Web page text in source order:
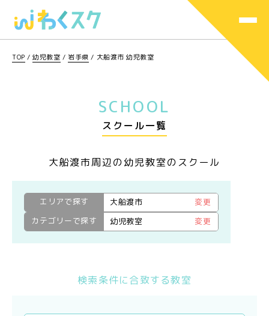
TOP /幼児教室 / 岩手県 / 大船渡市 幼児教室
SCHOOL
スクール一覧
大船渡市周辺の幼児教室のスクール
エリアで探す 大船渡市
変更
カテゴリーで探す
幼児教室 変更
検索条件に合致する教室